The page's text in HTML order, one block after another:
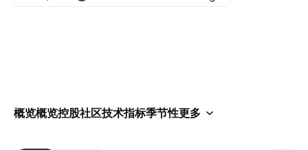
概览概览控股社区技术指标季节性更多